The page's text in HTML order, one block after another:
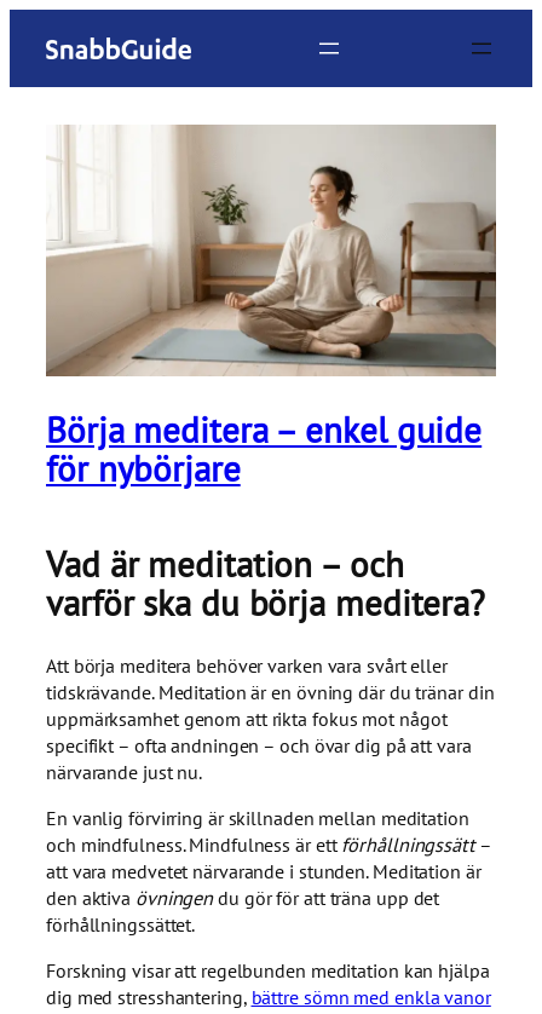
Börja meditera – enkel guide
för nybörjare
Vad är meditation – och
varför ska du börja meditera?
Att börja meditera behöver varken vara svårt eller
tidskrävande. Meditation är en övning där du tränar din
uppmärksamhet genom att rikta fokus mot något
specifikt – ofta andningen – och övar dig på att vara
närvarande just nu.
En vanlig förvirring är skillnaden mellan meditation
och mindfulness. Mindfulness är ett förhållningssätt–
att vara medvetet närvarande i stunden. Meditation är
den aktiva övningendu gör för att träna upp det
förhållningssättet.
Forskning visar att regelbunden meditation kan hjälpa
dig med stresshantering, bättre sömn med enkla vanor